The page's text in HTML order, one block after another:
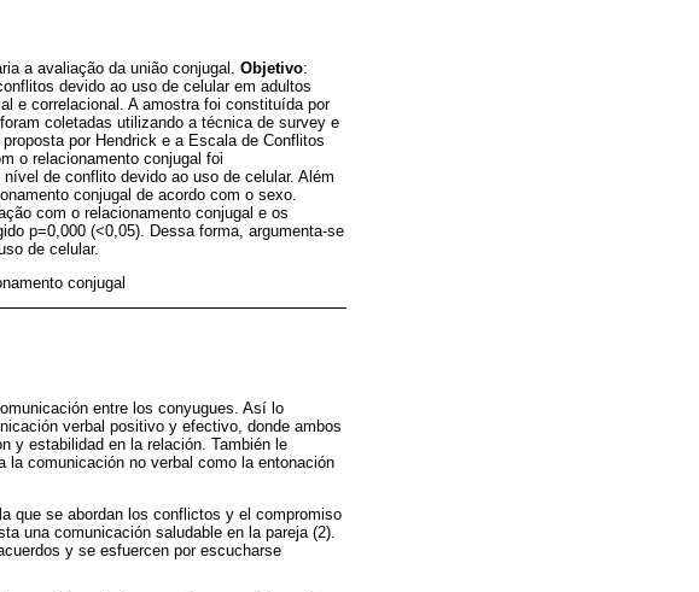
a avaliação da união conjugal. Objetivo:
devido ao uso de celular em adultos
e correlacional. A amostra foi constituída por
coletadas utilizando a técnica de survey e
por Hendrick e a Escala de Conflitos
o relacionamento conjugal foi
de conflito devido ao uso de celular. Além
conjugal de acordo com o sexo.
com o relacionamento conjugal e os
p=0,000 (<0,05). Dessa forma, argumenta-se
de celular.
conjugal
entre los conyugues. Así lo
verbal positivo y efectivo, donde ambos
y estabilidad en la relación. También le
la comunicación no verbal como la entonación
que se abordan los conflictos y el compromiso
una comunicación saludable en la pareja (2).
y se esfuercen por escucharse